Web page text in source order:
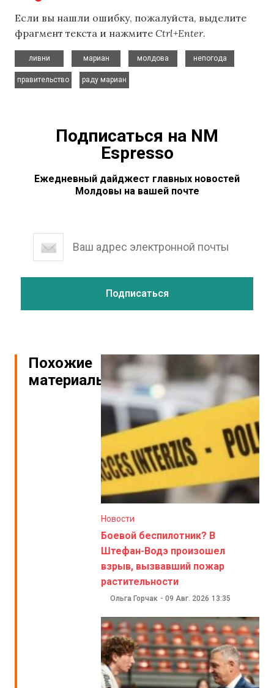
Если вы нашли ошибку, пожалуйста, выделите
фрагмент текста и нажмите Ctrl+Enter.
ливни
мариан
молдова
непогода
правительство
раду мариан
Подписаться на NM
Espresso
Ежедневный дайджест главных новостей
Молдовы на вашей почте
Похожие
материалы
Новости
Боевой беспилотник? В
Штефан-Водэ произошел
взрыв, вызвавший пожар
растительности
Ольга Горчак - 09 Авг. 2026 13:35